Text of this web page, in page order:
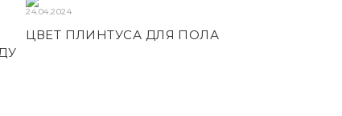
24.04.2024
ЦВЕТ ПЛИНТУСА ДЛЯ ПОЛА